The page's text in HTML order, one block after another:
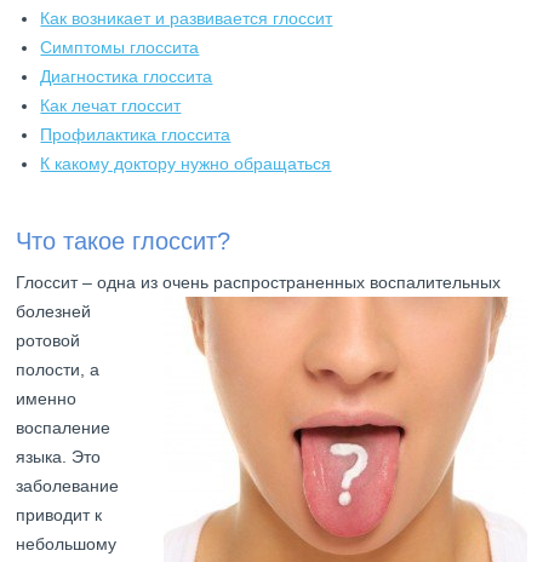
Как возникает и развивается глоссит
Симптомы глоссита
Диагностика глоссита
Как лечат глоссит
Профилактика глоссита
К какому доктору нужно обращаться
Что такое глоссит?
Глоссит – одна из очень распространенных воспалительных
болезней
ротовой
полости, а
именно
воспаление
языка. Это
заболевание
приводит к
небольшому